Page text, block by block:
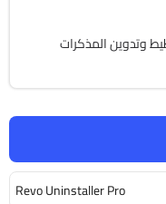
Revo Uninstaller Pro